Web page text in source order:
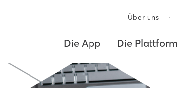
Über uns
Die App Die Plattform